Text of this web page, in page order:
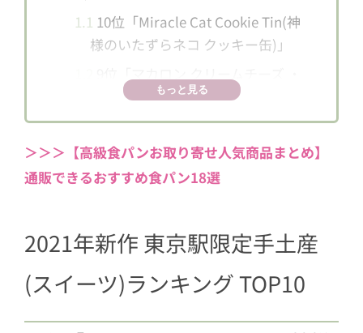
1.1 10位「Miracle Cat Cookie Tin(神
様のいたずらネコ クッキー缶)」
ベリー」
1.38位「カファレル Suicaのペンギン
缶」
1.47位「粒あん」
1.65位「懐かしほろ苦プリン」
ャプテンチーズケーキ」
1.83位「実千菓(みちか)」
もっと見る
＞＞＞【高級食パンお取り寄せ人気商品まとめ】
通販できるおすすめ食パン18選
2021年新作 東京駅限定手土産
(スイーツ)ランキング TOP10